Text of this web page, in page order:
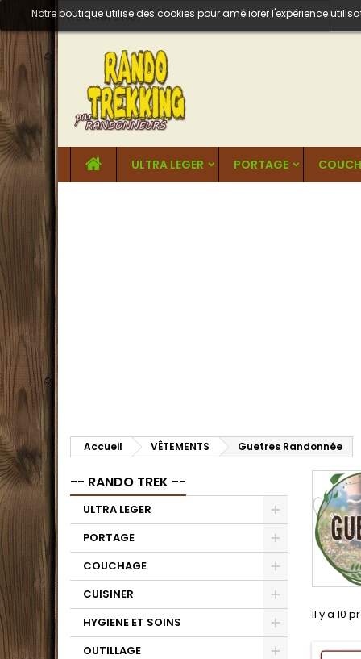
Notre boutique utilise des cookies pour améliorer l'expérience
ULTRA LEGER PORTAGE
Accueil VÊTEMENTS Guetres Randonnée
-- RANDO TREK --
ULTRA LEGER
PORTAGE
COUCHAGE
CUISINER
HYGIENE ET SOINS
OUTILLAGE
Il y a 10